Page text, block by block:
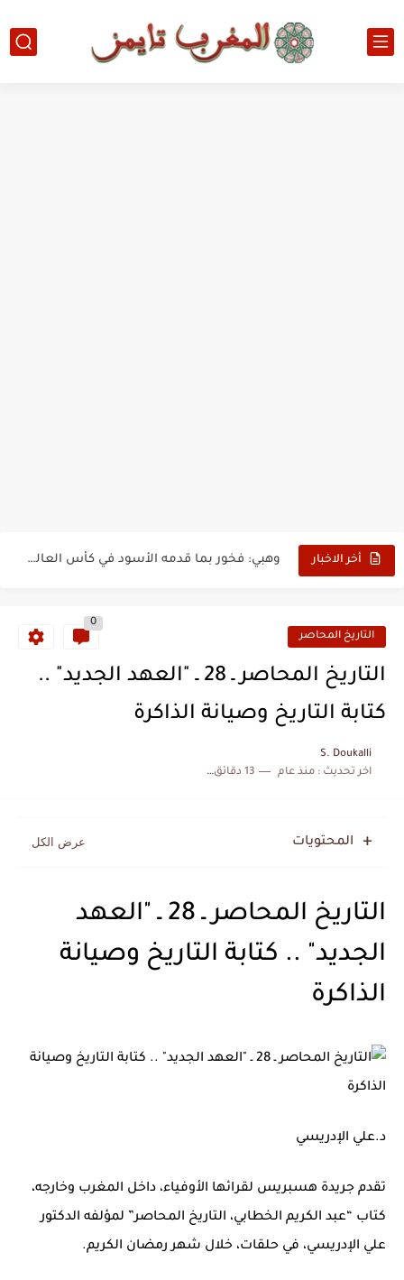
أخر الاخبار هل سيكون جيد حكم نهائي كأس العالم؟
كتاب جديد لدريانكور يفضح أساطير وخزعبلات نظام العسكر ويعيد قراءة...
الحرب الهولندية المغربية (1775-1777)
زيارة الحسن الثاني الى الجزائر سنة 1963
التاريخ المحاصر
0
التاريخ المحاصر ـ 28 ـ "العهد الجديد" ..
كتابة التاريخ وصيانة الذاكرة
S. Doukalli
اخر تحديث :منذ عام 13 دقائق للقراءة
المحتويات
التاريخ المحاصر ـ 28 ـ "العهد
الجديد" .. كتابة التاريخ وصيانة
الذاكرة
د.علي الإدريسي
تقدم جريدة هسبريس لقرائها الأوفياء، داخل المغرب وخارجه،
كتاب “عبد الكريم الخطابي، التاريخ المحاصر” لمؤلفه الدكتور
علي الإدريسي، في حلقات، خلال شهر رمضان الكريم.